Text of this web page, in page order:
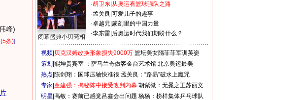
峰)
(5条)]
闭幕盛典小贝亮相
·胡卫东 从奥运看篮球强队之路
·孟关良 可爱儿子的趣事
·卓越兄 篆刻里的中国力量
·李东雷 后奥运时代我们期盼什么？
视频| 贝克汉姆改换形象损失9000万 篮坛美女隋菲菲军训英姿
策划| 熙坤贵宾室 ：萨马兰奇做客金台艺术馆 北京奥运最美
热点| 陈剑翔：国球压轴快准很 孟关良：“路易”破水上魔咒
专家| 童建强：揭秘陈中接受改判内幕 胡紫微：无冕之王苏丽文
明星| 高敏：赛前已感觉吕鑫会出问题 杨杨：榜样集体乒乓球队